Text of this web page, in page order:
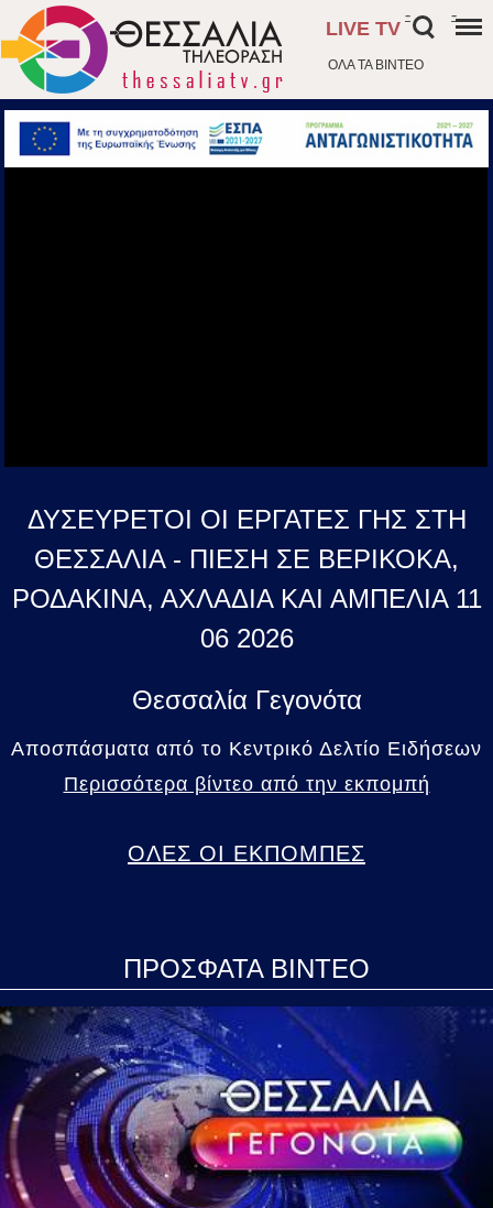
ΟΛΑ ΤΑ ΒΙΝΤΕΟ
LIVE TV
- -
ΔΥΣΕΥΡΕΤΟΙ ΟΙ ΕΡΓΑΤΕΣ ΓΗΣ ΣΤΗ
ΘΕΣΣΑΛΙΑ - ΠΙΕΣΗ ΣΕ ΒΕΡΙΚΟΚΑ,
ΡΟΔΑΚΙΝΑ, ΑΧΛΑΔΙΑ ΚΑΙ ΑΜΠΕΛΙΑ 11
06 2026
Θεσσαλία Γεγονότα
Αποσπάσματα από το Κεντρικό Δελτίο Ειδήσεων
Περισσότερα βίντεο από την εκπομπή
ΟΛΕΣ ΟΙ ΕΚΠΟΜΠΕΣ
ΠΡΟΣΦΑΤΑ ΒΙΝΤΕΟ